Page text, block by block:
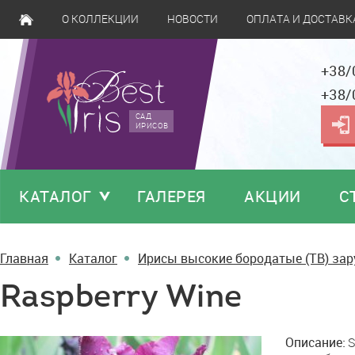
О КОЛЛЕКЦИИ НОВОСТИ ОПЛАТА И
САД
ИРИСОВ
КАТАЛОГ ГАЛЕРЕЯ АКЦИИ
Главная Каталог Ирисы высокие бородатые (TB)
Raspberry Wine
Raspberry
Описание: